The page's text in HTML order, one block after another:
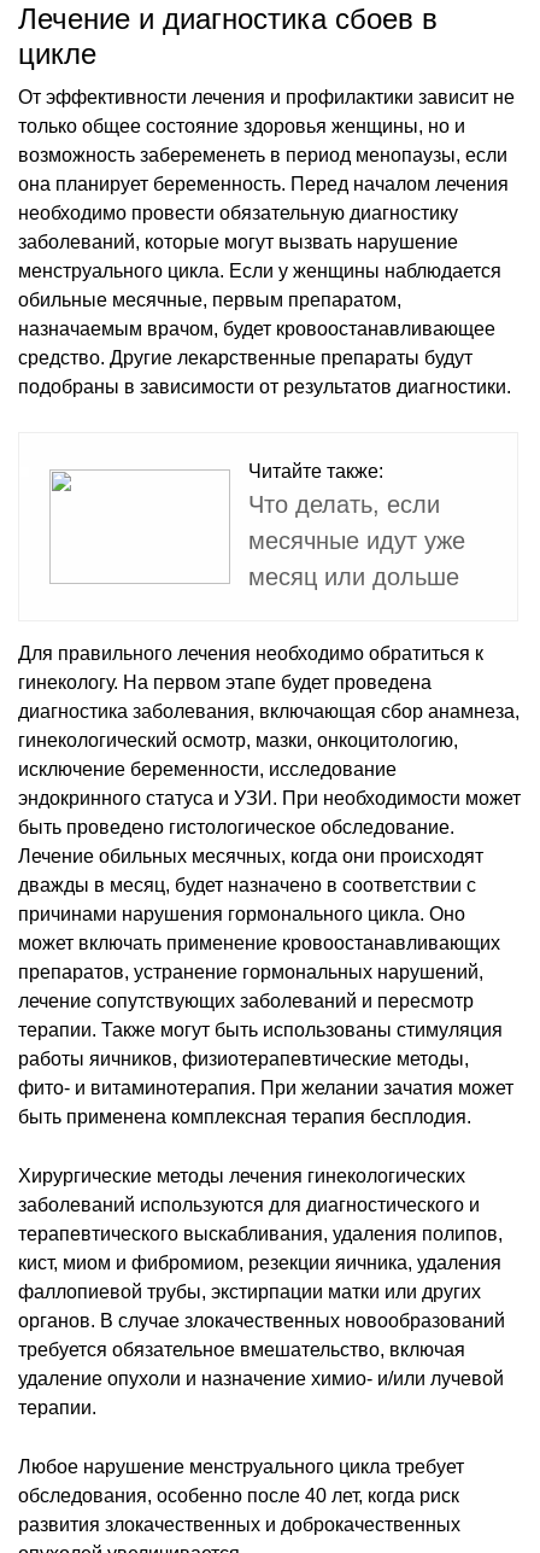
Лечение и диагностика сбоев в
цикле
От эффективности лечения и профилактики зависит не
только общее состояние здоровья женщины, но и
возможность забеременеть в период менопаузы, если
она планирует беременность. Перед началом лечения
необходимо провести обязательную диагностику
заболеваний, которые могут вызвать нарушение
менструального цикла. Если у женщины наблюдается
обильные месячные, первым препаратом,
назначаемым врачом, будет кровоостанавливающее
средство. Другие лекарственные препараты будут
подобраны в зависимости от результатов диагностики.
Читайте также:
Что делать, если
месячные идут уже
месяц или дольше
Для правильного лечения необходимо обратиться к
гинекологу. На первом этапе будет проведена
диагностика заболевания, включающая сбор анамнеза,
гинекологический осмотр, мазки, онкоцитологию,
исключение беременности, исследование
эндокринного статуса и УЗИ. При необходимости может
быть проведено гистологическое обследование.
Лечение обильных месячных, когда они происходят
дважды в месяц, будет назначено в соответствии с
причинами нарушения гормонального цикла. Оно
может включать применение кровоостанавливающих
препаратов, устранение гормональных нарушений,
лечение сопутствующих заболеваний и пересмотр
терапии. Также могут быть использованы стимуляция
работы яичников, физиотерапевтические методы,
фито- и витаминотерапия. При желании зачатия может
быть применена комплексная терапия бесплодия.
Хирургические методы лечения гинекологических
заболеваний используются для диагностического и
терапевтического выскабливания, удаления полипов,
кист, миом и фибромиом, резекции яичника, удаления
фаллопиевой трубы, экстирпации матки или других
органов. В случае злокачественных новообразований
требуется обязательное вмешательство, включая
удаление опухоли и назначение химио- и/или лучевой
терапии.
Любое нарушение менструального цикла требует
обследования, особенно после 40 лет, когда риск
развития злокачественных и доброкачественных